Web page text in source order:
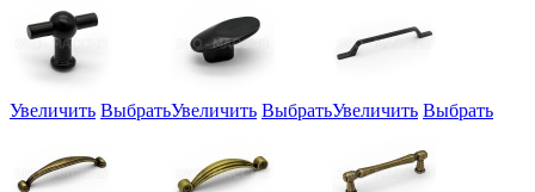
Увеличить ВыбратьУвеличить ВыбратьУвеличить Выбрать